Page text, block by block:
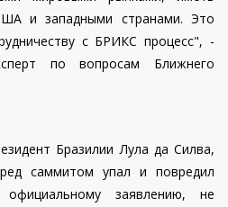
и западными странами. Это
с БРИКС процесс", -
по вопросам Ближнего
Бразилии Лула да Силва,
саммитом упал и повредил
заявлению, не